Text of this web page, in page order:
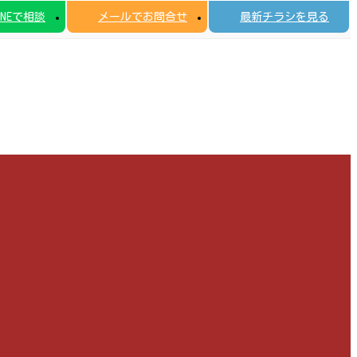
で相談 メールでお問合せ 最新チラシを見る